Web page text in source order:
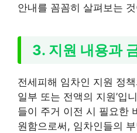
안내를 꼼꼼히 살펴보는
3. 지원 내용과
전세피해 임차인 지원 정
일부 또는 전액의 지원’입
들이 주거 이전 시 필요한
원함으로써, 임차인들의